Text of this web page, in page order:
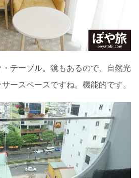
テーブル。鏡もあるので、自然光
ースペースですね。機能的です。